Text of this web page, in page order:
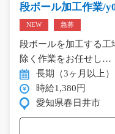
段ボール加工作業/
NEW 急募
段ボールを加工する工
除く作業をお任せし…
長期（3ヶ月以上）
時給1,380円
愛知県春日井市